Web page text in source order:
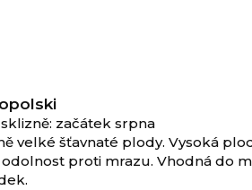
začátek srpna
velké šťavnaté plody. Vysoká
proti mrazu. Vhodná do